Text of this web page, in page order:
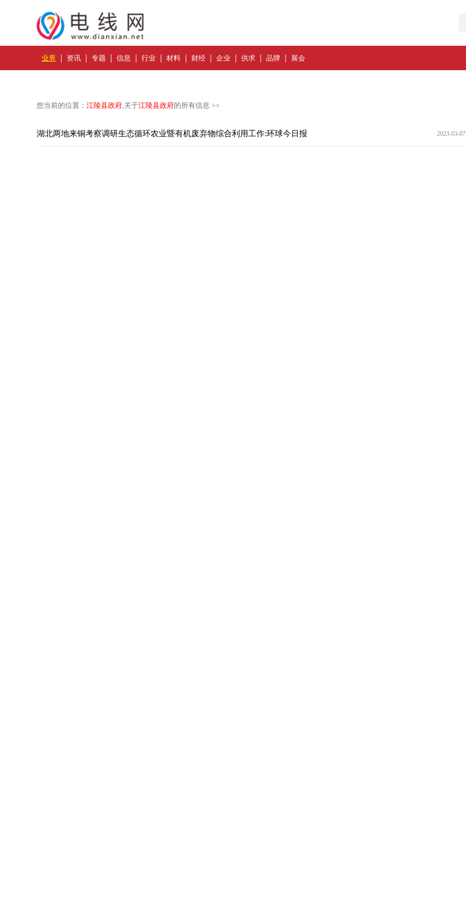
业界 资讯 专题 信息 行业 材料 财经 企业 供求 品牌 展会
您当前的位置： 江陵县政府,关于江陵县政府的所有信息 >>
湖北两地来铜考察调研生态循环农业暨有机废弃物综合利用工作:环球今日报 2023-03-07